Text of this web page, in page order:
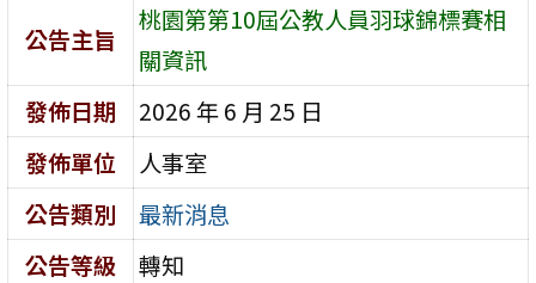
公告主旨
桃園第第10屆公教人員羽球錦標賽相
關資訊
發佈日期
2026 年 6 月 25 日
發佈單位
人事室
公告類別
最新消息
公告等級
轉知